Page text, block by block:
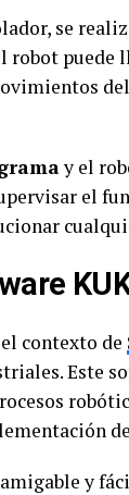
se
puede
y el
el
contexto de
Este
y